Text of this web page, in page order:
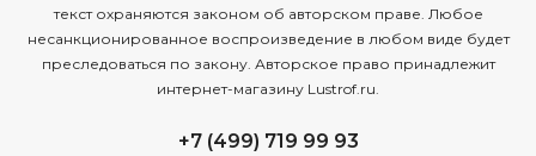
текст охраняются законом об авторском праве. Любое
несанкционированное воспроизведение в любом виде будет
преследоваться по закону. Авторское право принадлежит
интернет-магазину Lustrof.ru.
+7 (499) 719 99 93